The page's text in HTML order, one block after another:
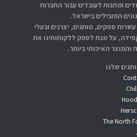
שלנו
The North
ומתנות לעובדים עבור החברות
המובילים בישראל.
ספקים, מותגים, יצרנים ובעלי
על מנת לספק ללקוחותינו את
והמוצר האיכותי ביותר.